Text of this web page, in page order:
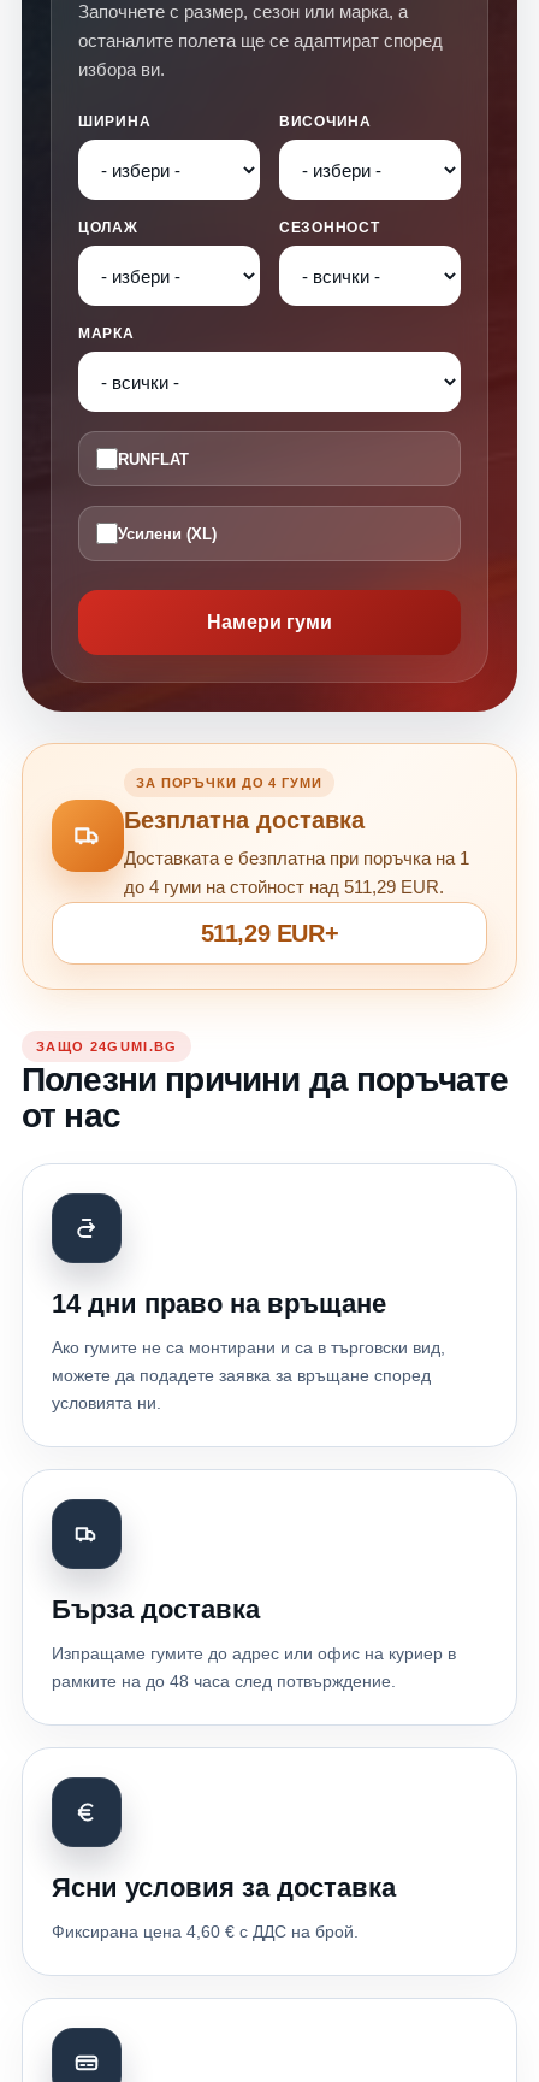
Започнете с размер, сезон или марка, а
останалите полета ще се адаптират според
избора ви.
ШИРИНА ВИСОЧИНА
ЦОЛАЖ СЕЗОННОСТ
МАРКА
RUNFLAT
Усилени (XL)
Намери гуми
ЗА ПОРЪЧКИ ДО 4 ГУМИ
Безплатна доставка
Доставката е безплатна при поръчка на 1
до 4 гуми на стойност над 511,29 EUR.
511,29 EUR+
ЗАЩО 24GUMI.BG
Полезни причини да поръчате
от нас
14 дни право на връщане
Ако гумите не са монтирани и са в търговски вид,
можете да подадете заявка за връщане според
условията ни.
Бърза доставка
Изпращаме гумите до адрес или офис на куриер в
рамките на до 48 часа след потвърждение.
Ясни условия за доставка
Фиксирана цена 4,60 € с ДДС на брой.